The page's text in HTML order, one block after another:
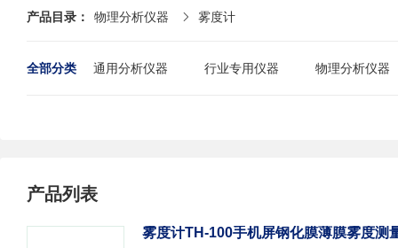
产品目录： 物理分析仪器  雾度计
全部分类 通用分析仪器 行业专用仪器 物理分析仪器
产品列表
雾度计TH-100手机屏钢化膜薄膜雾度测